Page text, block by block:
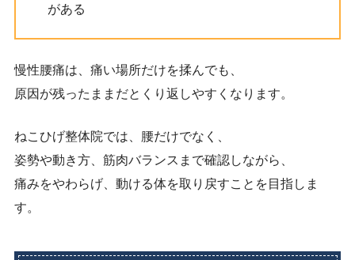
がある
慢性腰痛は、痛い場所だけを揉んでも、
原因が残ったままだとくり返しやすくなります。
ねこひげ整体院では、腰だけでなく、
姿勢や動き方、筋肉バランスまで確認しながら、
痛みをやわらげ、動ける体を取り戻すことを目指しま
す。